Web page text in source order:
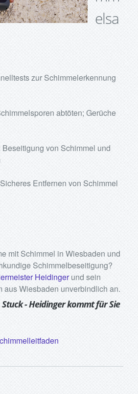
elsa
zur Schimmelerkennung
abtöten; Gerüche
Beseitigung von Schimmel und
Entfernen von Schimmel
mit Schimmel in Wiesbaden und
Schimmelbeseitigung?
Heidingerund sein
aus Wiesbaden unverbindlich an.
- Heidinger kommt für Sie